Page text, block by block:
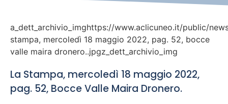
a_dett_archivio_imghttps://www.aclicuneo.it/public/
stampa, mercoledì 18 maggio 2022, pag. 52, bocce
valle maira dronero..jpgz_dett_archivio_img
La Stampa, mercoledì 18 maggio 2022,
pag. 52, Bocce Valle Maira Dronero.